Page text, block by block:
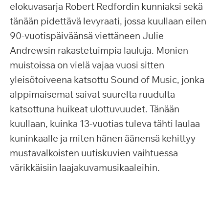
elokuvasarja Robert Redfordin kunniaksi sekä
tänään pidettävä levyraati, jossa kuullaan eilen
90-vuotispäiväänsä viettäneen Julie
Andrewsin rakastetuimpia lauluja. Monien
muistoissa on vielä vajaa vuosi sitten
yleisötoiveena katsottu Sound of Music, jonka
alppimaisemat saivat suurelta ruudulta
katsottuna huikeat ulottuvuudet. Tänään
kuullaan, kuinka 13-vuotias tuleva tähti laulaa
kuninkaalle ja miten hänen äänensä kehittyy
mustavalkoisten uutiskuvien vaihtuessa
värikkäisiin laajakuvamusikaaleihin.